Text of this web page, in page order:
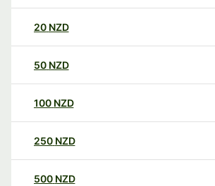
20 NZD
50 NZD
100 NZD
250 NZD
500 NZD